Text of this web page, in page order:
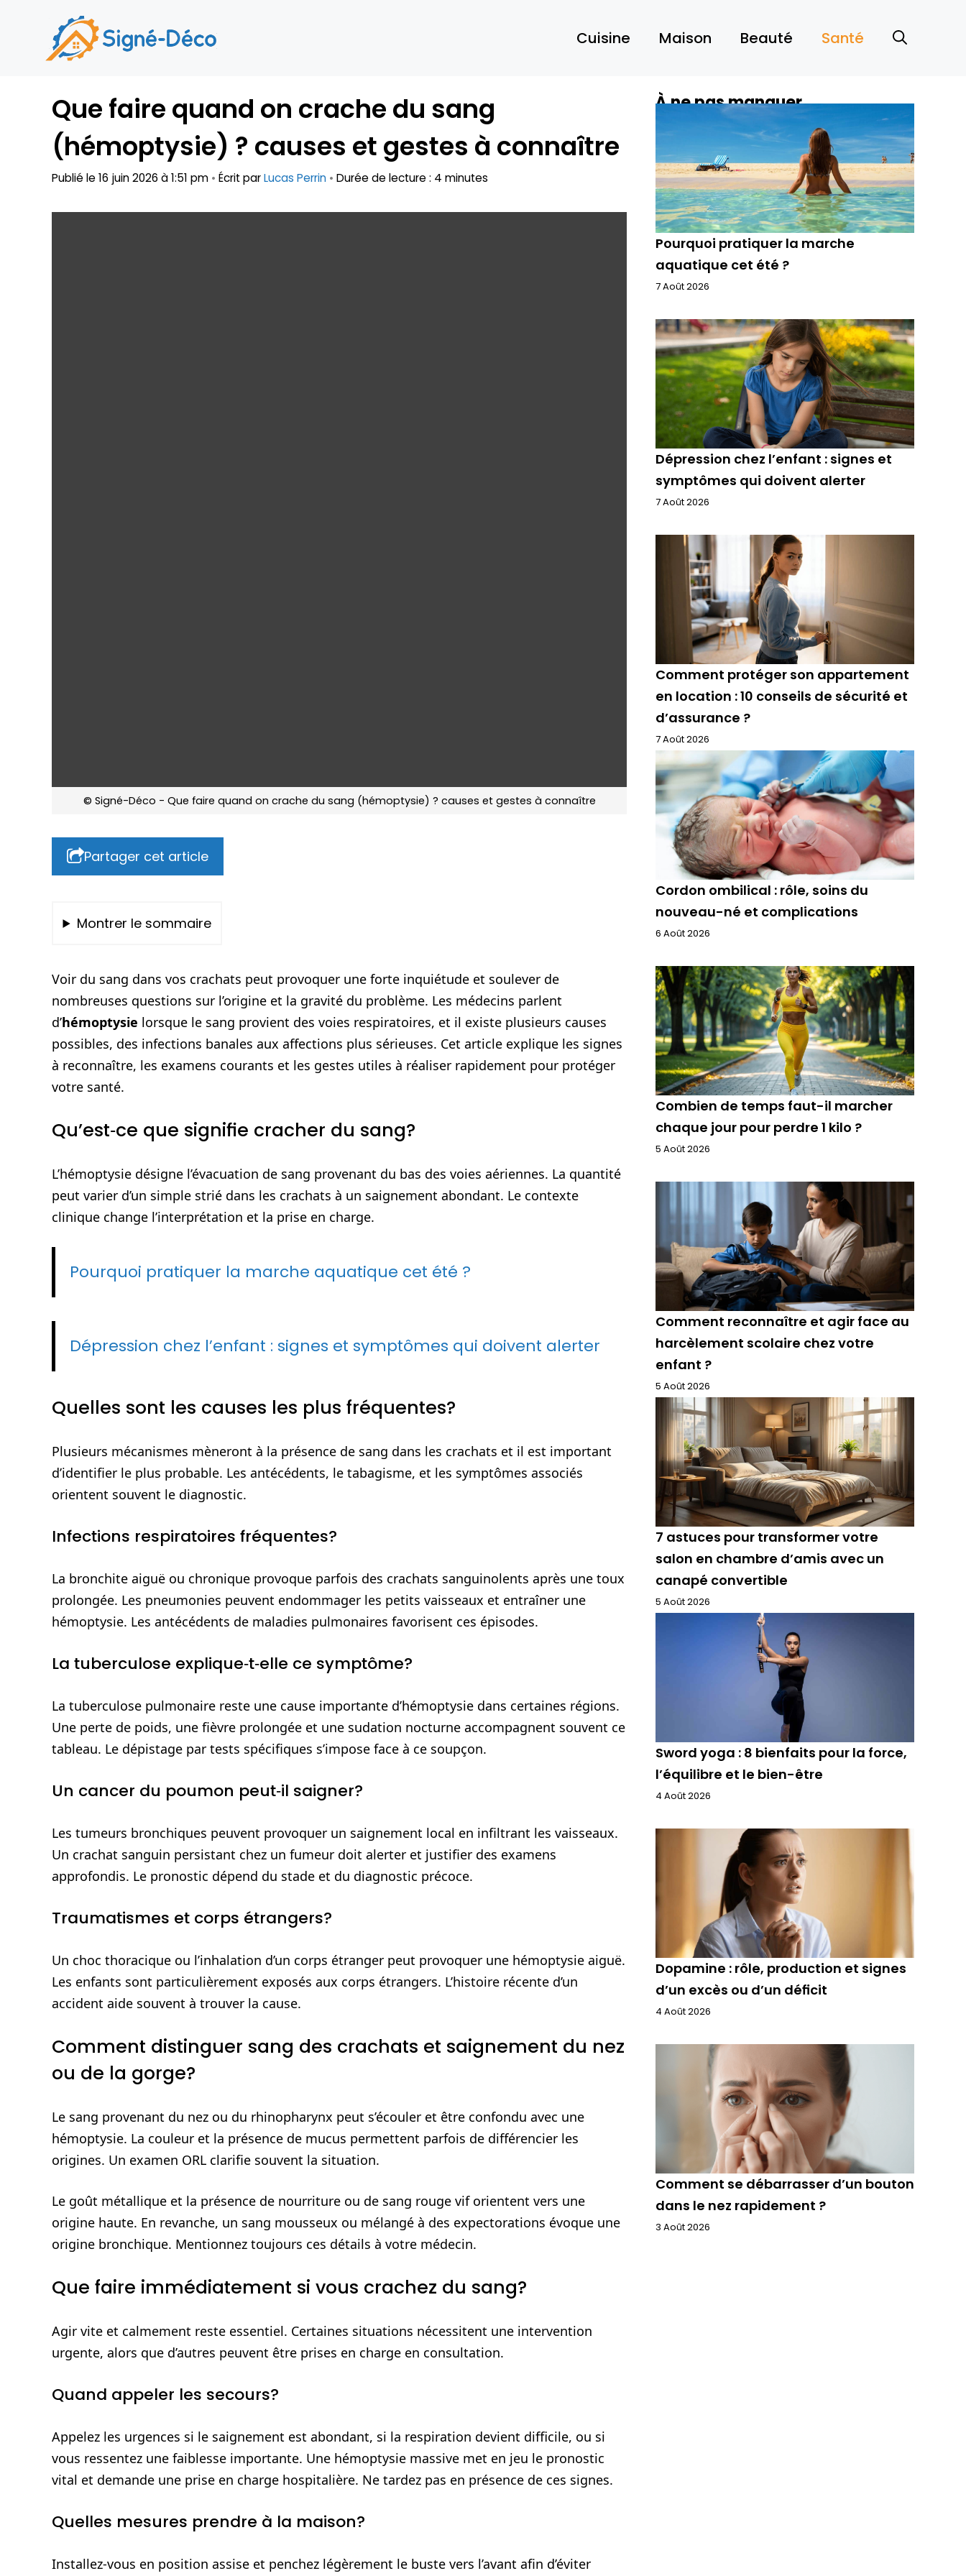
contenu
Cuisine Maison Beauté Santé
Que faire quand on crache du sang
(hémoptysie) ? causes et gestes à connaître
Publié le 16 juin 2026 à 1:51 pm • Écrit parLucas Perrin • Durée de lecture : 4 minutes
© Signé-Déco - Que faire quand on crache du sang (hémoptysie) ? causes et gestes à connaître
Partager cet article
Montrer le sommaire
Voir du sang dans vos crachats peut provoquer une forte inquiétude et soulever de
nombreuses questions sur l’origine et la gravité du problème. Les médecins parlent
d’hémoptysie lorsque le sang provient des voies respiratoires, et il existe plusieurs causes
possibles, des infections banales aux affections plus sérieuses. Cet article explique les signes
à reconnaître, les examens courants et les gestes utiles à réaliser rapidement pour protéger
votre santé.
Qu’est‑ce que signifie cracher du sang?
L’hémoptysie désigne l’évacuation de sang provenant du bas des voies aériennes. La quantité
peut varier d’un simple strié dans les crachats à un saignement abondant. Le contexte
clinique change l’interprétation et la prise en charge.
Pourquoi pratiquer la marche aquatique cet été ?
Dépression chez l’enfant : signes et symptômes qui doivent alerter
Quelles sont les causes les plus fréquentes?
Plusieurs mécanismes mèneront à la présence de sang dans les crachats et il est important
d’identifier le plus probable. Les antécédents, le tabagisme, et les symptômes associés
orientent souvent le diagnostic.
Infections respiratoires fréquentes?
La bronchite aiguë ou chronique provoque parfois des crachats sanguinolents après une toux
prolongée. Les pneumonies peuvent endommager les petits vaisseaux et entraîner une
hémoptysie. Les antécédents de maladies pulmonaires favorisent ces épisodes.
La tuberculose explique‑t‑elle ce symptôme?
La tuberculose pulmonaire reste une cause importante d’hémoptysie dans certaines régions.
Une perte de poids, une fièvre prolongée et une sudation nocturne accompagnent souvent ce
tableau. Le dépistage par tests spécifiques s’impose face à ce soupçon.
Un cancer du poumon peut‑il saigner?
Les tumeurs bronchiques peuvent provoquer un saignement local en infiltrant les vaisseaux.
Un crachat sanguin persistant chez un fumeur doit alerter et justifier des examens
approfondis. Le pronostic dépend du stade et du diagnostic précoce.
Traumatismes et corps étrangers?
Un choc thoracique ou l’inhalation d’un corps étranger peut provoquer une hémoptysie aiguë.
Les enfants sont particulièrement exposés aux corps étrangers. L’histoire récente d’un
accident aide souvent à trouver la cause.
Comment distinguer sang des crachats et saignement du nez
ou de la gorge?
Le sang provenant du nez ou du rhinopharynx peut s’écouler et être confondu avec une
hémoptysie. La couleur et la présence de mucus permettent parfois de différencier les
origines. Un examen ORL clarifie souvent la situation.
Le goût métallique et la présence de nourriture ou de sang rouge vif orientent vers une
origine haute. En revanche, un sang mousseux ou mélangé à des expectorations évoque une
origine bronchique. Mentionnez toujours ces détails à votre médecin.
Que faire immédiatement si vous crachez du sang?
Agir vite et calmement reste essentiel. Certaines situations nécessitent une intervention
urgente, alors que d’autres peuvent être prises en charge en consultation.
Quand appeler les secours?
Appelez les urgences si le saignement est abondant, si la respiration devient difficile, ou si
vous ressentez une faiblesse importante. Une hémoptysie massive met en jeu le pronostic
vital et demande une prise en charge hospitalière. Ne tardez pas en présence de ces signes.
Quelles mesures prendre à la maison?
Installez‑vous en position assise et penchez légèrement le buste vers l’avant afin d’éviter
À ne pas manquer
Pourquoi pratiquer la marche
aquatique cet été ?
7 Août 2026
Dépression chez l’enfant : signes et
symptômes qui doivent alerter
7 Août 2026
Comment protéger son appartement
en location : 10 conseils de sécurité et
d’assurance ?
7 Août 2026
Cordon ombilical : rôle, soins du
nouveau-né et complications
6 Août 2026
Combien de temps faut-il marcher
chaque jour pour perdre 1 kilo ?
5 Août 2026
Comment reconnaître et agir face au
harcèlement scolaire chez votre
enfant ?
5 Août 2026
7 astuces pour transformer votre
salon en chambre d’amis avec un
canapé convertible
5 Août 2026
Sword yoga : 8 bienfaits pour la force,
l’équilibre et le bien-être
4 Août 2026
Dopamine : rôle, production et signes
d’un excès ou d’un déficit
4 Août 2026
Comment se débarrasser d’un bouton
dans le nez rapidement ?
3 Août 2026